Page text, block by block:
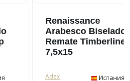
Renaissance
Arabesco Biselado
Remate Timberline
7,5x15
Adex Испания